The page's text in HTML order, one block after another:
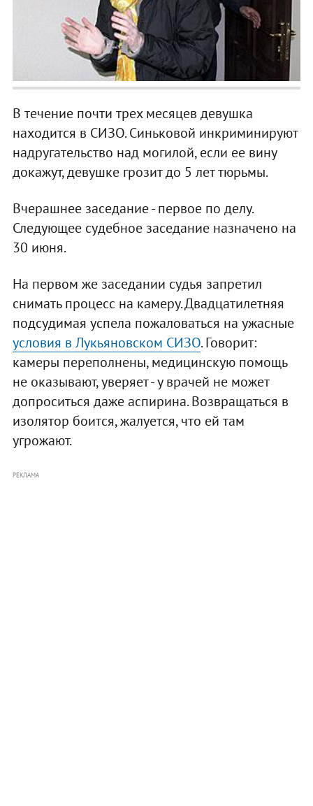
В течение почти трех месяцев девушка
находится в СИЗО. Синьковой инкриминируют
надругательство над могилой, если ее вину
докажут, девушке грозит до 5 лет тюрьмы.
Вчерашнее заседание - первое по делу.
Следующее судебное заседание назначено на
30 июня.
На первом же заседании судья запретил
снимать процесс на камеру. Двадцатилетняя
подсудимая успела пожаловаться на ужасные
условия в Лукьяновском СИЗО. Говорит:
камеры переполнены, медицинскую помощь
не оказывают, уверяет - у врачей не может
допроситься даже аспирина. Возвращаться в
изолятор боится, жалуется, что ей там
угрожают.
РЕКЛАМА